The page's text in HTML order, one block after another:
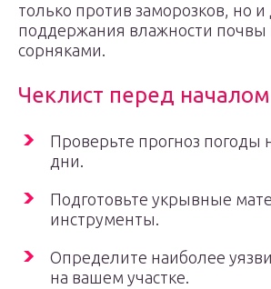
только против заморозков, но и
поддержания влажности почвы
сорняками.
Чеклист перед началом
Проверьте прогноз погоды
дни.
Подготовьте укрывные
инструменты.
Определите наиболее
на вашем участке.